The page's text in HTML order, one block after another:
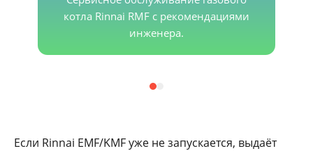
котла Rinnai RMF с рекомендациями
инженера.
Если Rinnai EMF/KMF уже не запускается, выдаёт